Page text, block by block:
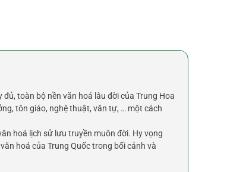
toàn bộ nền văn hoá lâu đời của Trung Hoa
tôn giáo, nghệ thuật, văn tự, … một cách
hoá lịch sử lưu truyền muôn đời. Hy vọng
hoá của Trung Quốc trong bối cảnh và